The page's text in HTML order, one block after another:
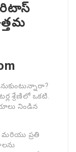
శ్రేణిలో ఒకటి.
నిండిన
మరియు ప్రతి